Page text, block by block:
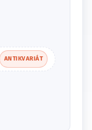
ANTIKVARIÁT